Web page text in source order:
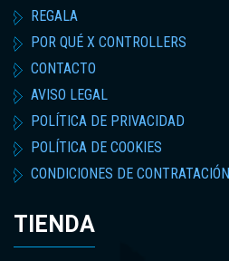
REGALA
POR QUÉ X CONTROLLERS
CONTACTO
AVISO LEGAL
POLÍTICA DE PRIVACIDAD
POLÍTICA DE COOKIES
CONDICIONES DE CONTRATACIÓN
TIENDA